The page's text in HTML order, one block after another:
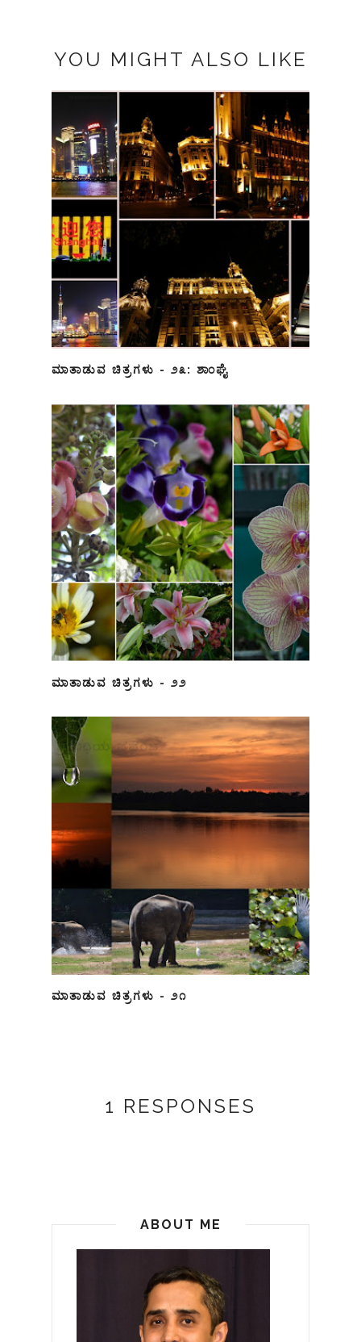
YOU MIGHT ALSO LIKE
ಮಾತಾಡುವ ಚಿತ್ರಗಳು - ೨೩: ಶಾಂಘೈ
ಮಾತಾಡುವ ಚಿತ್ರಗಳು - ೨೨
ಮಾತಾಡುವ ಚಿತ್ರಗಳು - ೨೧
1 RESPONSES
ABOUT ME